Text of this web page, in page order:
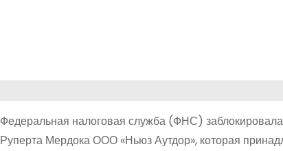
Федеральная налоговая служба (ФНС) заблокировала
Руперта Мердока ООО «Ньюз Аутдор», которая